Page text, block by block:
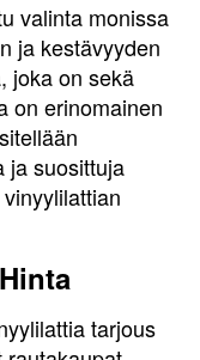
valinta monissa
ja kestävyyden
joka on sekä
on erinomainen
ja suosittuja
tarjous